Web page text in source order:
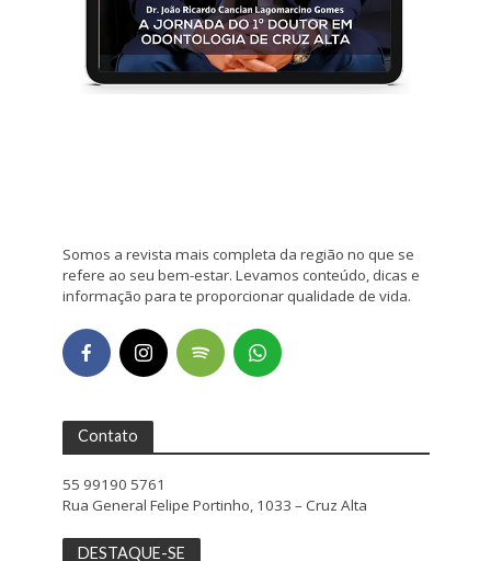
Somos a revista mais completa da região no que se
refere ao seu bem-estar. Levamos conteúdo, dicas e
informação para te proporcionar qualidade de vida.
Contato
55 99190 5761
Rua General Felipe Portinho, 1033 – Cruz Alta
DESTAQUE-SE